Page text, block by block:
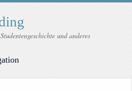
und anderes